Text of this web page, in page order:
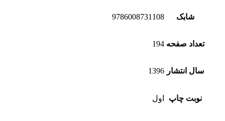
شابک 9786008731108
تعداد صفحه 194
سال انتشار 1396
نوبت چاپ اول